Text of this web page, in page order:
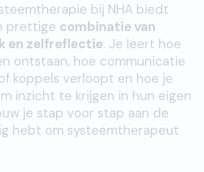
bij NHA biedt
prettige combinatie van
en zelfreflectie. Je leert hoe
ontstaan, hoe communicatie
koppels verloopt en hoe je
inzicht te krijgen in hun eigen
je stap voor stap aan de
hebt om systeemtherapeut